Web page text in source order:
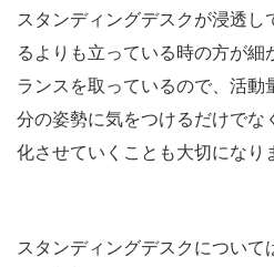
スタンディングデスクが浸透し
るよりも立っている時の方が
ランスを取っているので、活
分の姿勢に気をつけるだけでな
化させていくことも大切になり
スタンディングデスクについて